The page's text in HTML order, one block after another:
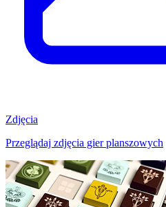
Zdjęcia
Przeglądaj zdjęcia gier planszowych